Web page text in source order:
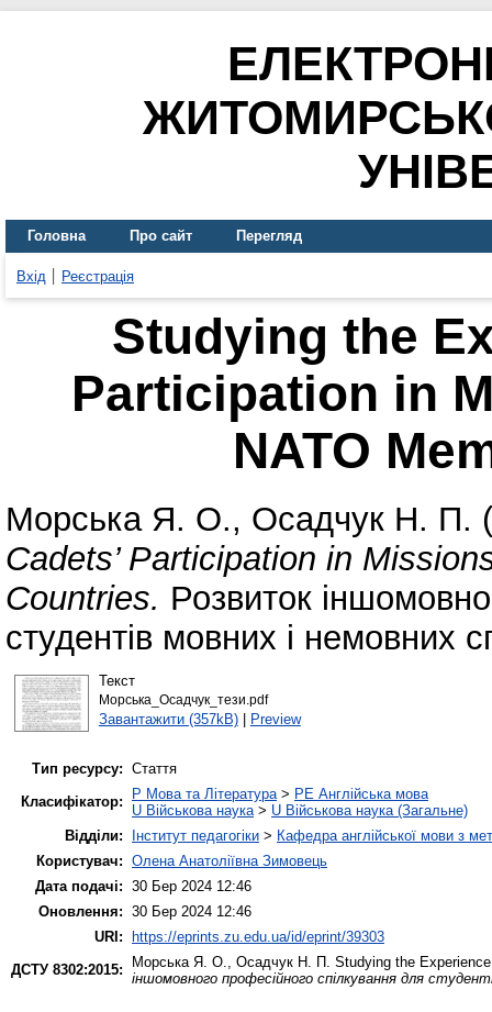
Головна Про сайт Перегляд
Вхід Реєстрація
Studying the
Participation in
NATO
Морська Я. О., Осадчук Н. П.
Cadets’ Participation in
Countries. Розвиток
студентів мовних і немовних
Текст
Морська_Осадчук_тези.pdf
Завантажити (357kB)| Preview
Тип ресурсу: Стаття
Класифікатор:
P Мова та Література> PE Англійська мова
U Військова наука> U Військова наука (Загальне)
Відділи:
Інститут педагогіки > Кафедра англійської мови з
Користувач: Олена Анатоліївна Зимовець
Дата подачі: 30 Бер 2024 12:46
Оновлення: 30 Бер 2024 12:46
URI:
https://eprints.zu.edu.ua/id/eprint/39303
ДСТУ 8302:2015:
Морська Я. О., Осадчук Н. П. Studying the
іншомовного професійного спілкування для